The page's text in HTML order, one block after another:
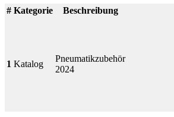
# Kategorie Beschreibung
1 Katalog
Pneumatikzubehör
2024